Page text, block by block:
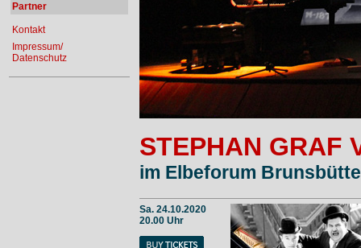
Partner
Kontakt
Impressum/
Datenschutz
STEPHAN GRAF
im Elbeforum
Sa. 24.10.2020
20.00 Uhr